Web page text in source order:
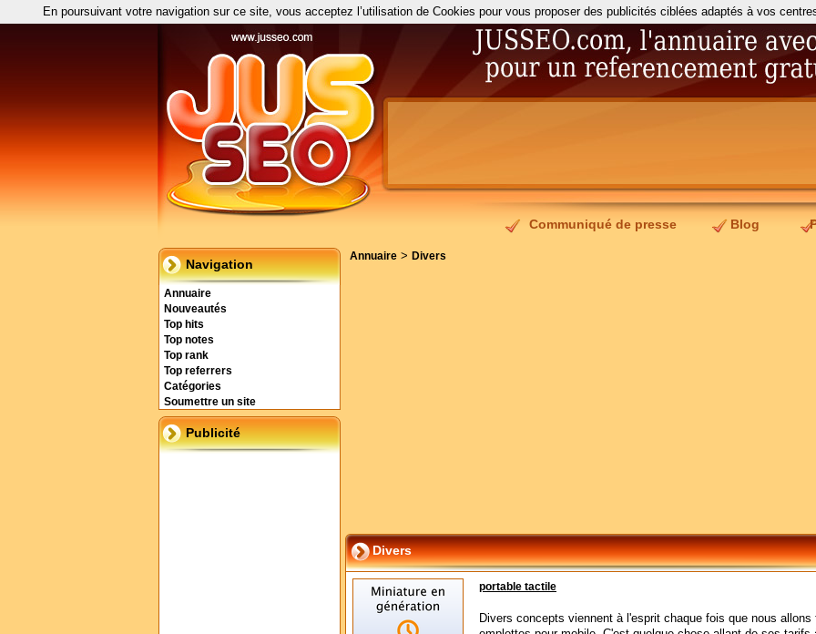
Communiqué de presse Blog
Navigation
Annuaire
Nouveautés
Top hits
Top notes
Top rank
Top referrers
Catégories
Soumettre un site
Publicité
Annuaire > Divers
Divers
portable tactile
Divers concepts viennent à l'esprit chaque fois que nous allons
En poursuivant votre navigation sur ce site, vous acceptez l’utilisation de Cookies pour vous proposer des publicités ciblées adaptés à vos